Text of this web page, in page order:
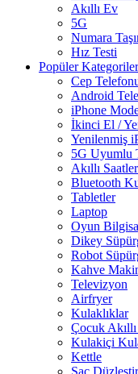
Akıllı Ev
5G
Numara
Hız Testi
Popüler Kategoriler
Cep
Android
iPhone
İkinci El /
Yenilenmiş
5G Uyumlu
Akıllı Saatler
Bluetooth
Tabletler
Laptop
Oyun
Dikey
Robot
Kahve
Televizyon
Airfryer
Kulaklıklar
Çocuk
Kulakiçi
Kettle
Saç